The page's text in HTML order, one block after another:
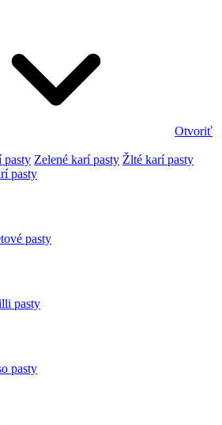
Otvoriť
pasty Zelené karí pasty Žlté karí pasty
pasty
pasty
pasty
pasty